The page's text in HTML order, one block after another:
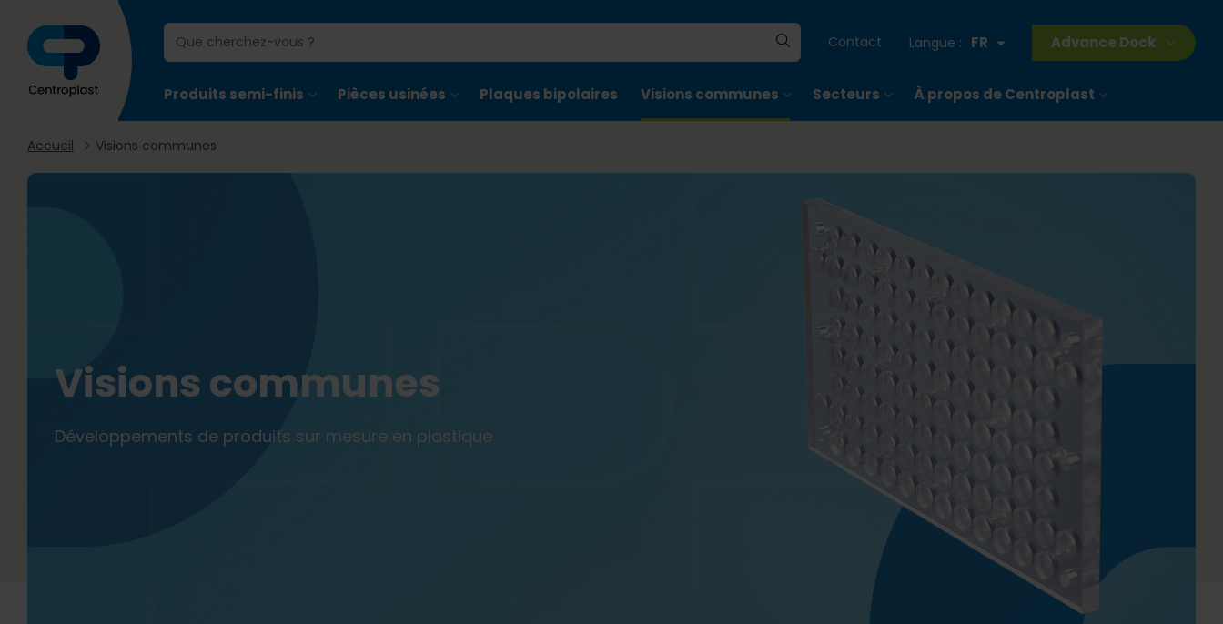
Contact Langue : FR Advance Dock
Produits semi-finis Pièces usinées Plaques bipolaires Visions communes Secteurs À propos de Centroplast
Accueil Visions communes
Visions communes
Développements de produits sur mesure en plastique